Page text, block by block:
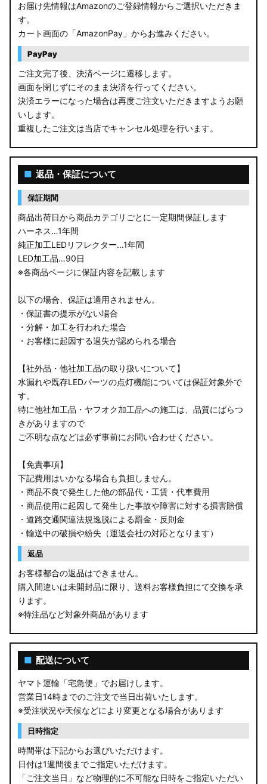
お届け先情報はAmazonのご登録情報からご選択いただきま
す。
カート画面の「AmazonPay」からお進みください。
PayPay
ご注文完了後、決済ページに遷移します。
画面を閉じずにそのまま決済を行ってください。
決済エラーになった場合は再度ご注文いただきますようお願
いします。
重複したご注文は当店でキャンセル処理を行います。
■ 返品・保証について
保証期間
商品出荷日から商品カテゴリごとに一定期間保証します
ハーネス…1年間
純正加工LEDリフレクター…1年間
LED加工品…90日
※各商品ページに保証内容を記載します
以下の場合、保証は適用されません。
・保証書の提示がない場合
・分解・加工を行われた場合
・お客様に起因する過失が認められる場合
【社外品・他社加工品の取り扱いについて】
水漏れや既存LEDパーツの点灯機能については保証対象外で
す。
特に他社加工品・ヤフオク加工品への施工は、品質にばらつ
きがありますので
ご不明な点などは必ず事前にお問い合わせください。
【免責事項】
下記費用はいかなる場合も負担しません。
・商品不良で発生した他の部品代・工賃・代車費用
・商品使用に起因して発生した事故や障害に対する損害賠償
・道路交通関連法規逸脱による罰金・反則金
・輸送中の破損や紛失（運送会社の対応となります）
返品
お客様都合の返品はできません。
購入間違いは未開封品に限り、送料お客様負担にて交換を承
ります。
※特注品など対象外商品があります
■ 配送について
ヤマト運輸「宅急便」でお届けします。
営業日14時までのご注文で当日出荷いたします。
※受注状況や天候などにより変更となる場合があります
日時指定
時間帯は下記からお選びいただけます。
日付は1週間後までご指定いただけます。
「ご注文当日」など物理的に不可能な日時をご指定いただい